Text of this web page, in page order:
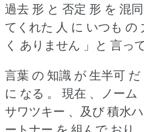
過去 形 と 否定 形 を 混
てくれた 人 に いつも の
く ありません 」と 言っ
言葉 の 知識 が 生半可
に なる 。
現在 、ノーム
サワツキー 、及び 積水